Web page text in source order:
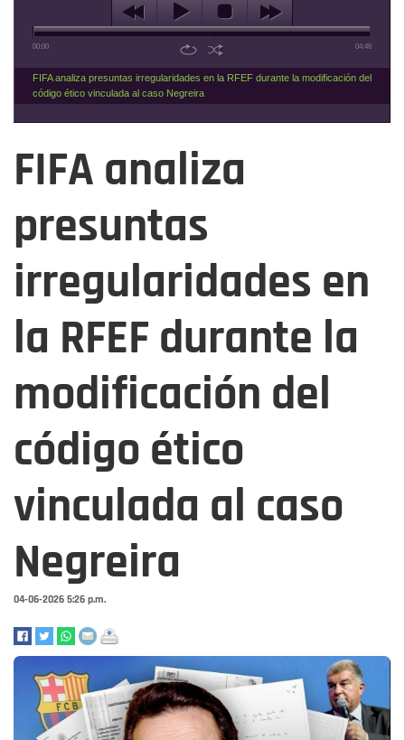
00:00 04:46
FIFA analiza presuntas irregularidades en la RFEF durante la modificación del
código ético vinculada al caso Negreira
FIFA analiza
presuntas
irregularidades en
la RFEF durante la
modificación del
código ético
vinculada al caso
Negreira
04-06-2026 5:26 p.m.